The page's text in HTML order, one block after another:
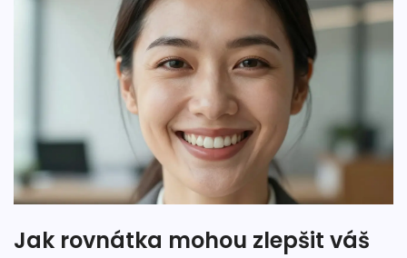
Jak rovnátka mohou zlepšit váš